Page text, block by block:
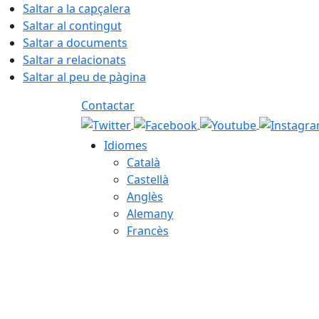
Saltar a la capçalera
Saltar al contingut
Saltar a documents
Saltar a relacionats
Saltar al peu de pàgina
Contactar
Idiomes
Català
Castellà
Anglès
Alemany
Francès